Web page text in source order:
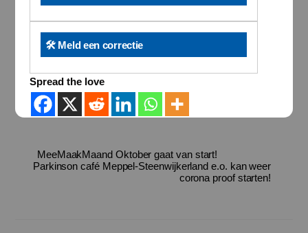
🛠️ Meld een correctie
Spread the love
MeeMaakMaand Oktober gaat van start!
Parkinson café Meppel-Steenwijkerland e.o. kan weer
corona proof starten!